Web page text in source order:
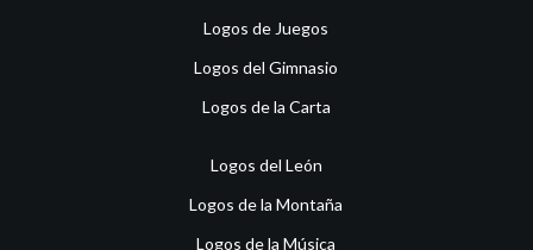
Logos de Juegos
Logos del Gimnasio
Logos de la Carta
Logos del León
Logos de la Montaña
Logos de la Música